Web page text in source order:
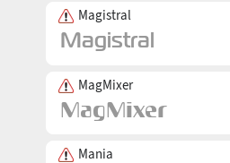
Magistral
MagMixer
Mania